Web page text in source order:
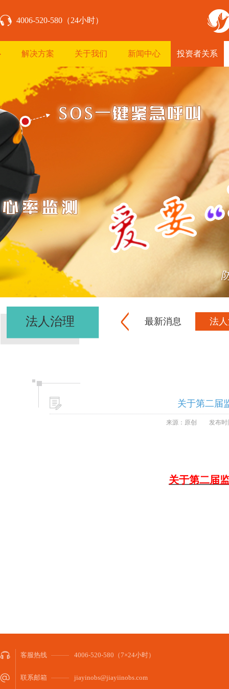
4006-520-580（24小时）
解决方案 关于我们 新闻中心 投资者关系
法人治理 最新消息 法
关于第二届
来源：原创 发布
关于第二届
客服热线 4006-520-580（7×24小时）
联系邮箱 jiayinobs@jiayiinobs.com